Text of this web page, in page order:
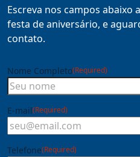
Escreva nos campos abaixo
festa de aniversário, e
contato.
Nome Completo(Required)
E-mail(Required)
Telefone(Required)